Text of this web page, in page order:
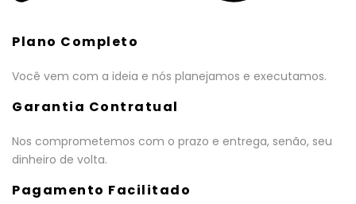
Plano Completo
Você vem com a ideia e nós planejamos e executamos.
Garantia Contratual
Nos comprometemos com o prazo e entrega, senão, seu
dinheiro de volta.
Pagamento Facilitado